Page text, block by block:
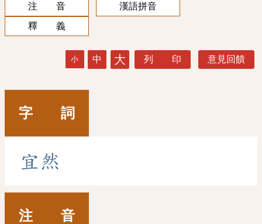
注 音
漢語拼音
釋 義
小 中 大 列 印 意見回饋
字 詞
宜 然
注 音